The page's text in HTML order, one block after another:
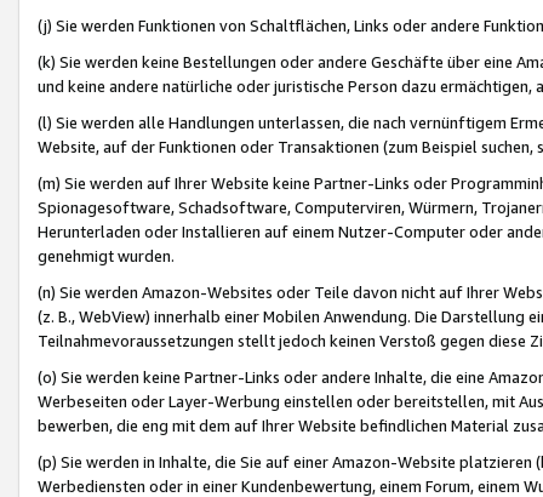
(j) Sie werden Funktionen von Schaltflächen, Links oder andere
(k) Sie werden keine Bestellungen oder andere Geschäfte über eine
und keine andere natürliche oder juristische Person dazu
(l) Sie werden alle Handlungen unterlassen, die nach vernünftigem
Website, auf der Funktionen oder Transaktionen (zum Beispiel
(m) Sie werden auf Ihrer Website keine Partner-Links oder
Spionagesoftware, Schadsoftware, Computerviren, Würmern,
Herunterladen oder Installieren auf einem Nutzer-Computer oder
genehmigt wurden.
(n) Sie werden Amazon-Websites oder Teile davon nicht auf Ihrer
(z. B., WebView) innerhalb einer Mobilen Anwendung. Die Darstellung
Teilnahmevoraussetzungen stellt jedoch keinen Verstoß gegen diese
(o) Sie werden keine Partner-Links oder andere Inhalte, die eine
Werbeseiten oder Layer-Werbung einstellen oder bereitstellen, mit
bewerben, die eng mit dem auf Ihrer Website befindlichen Material
(p) Sie werden in Inhalte, die Sie auf einer Amazon-Website
Werbediensten oder in einer Kundenbewertung, einem Forum, einem